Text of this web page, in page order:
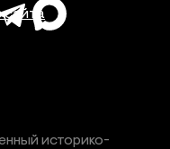
историко-
сайта